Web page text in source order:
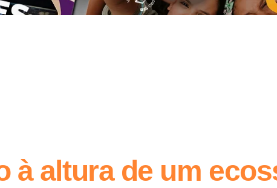
à altura de um